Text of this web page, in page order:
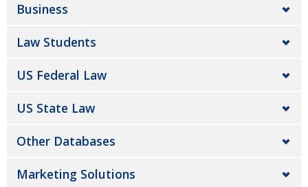
Business
Law Students
US Federal Law
US State Law
Other Databases
Marketing Solutions